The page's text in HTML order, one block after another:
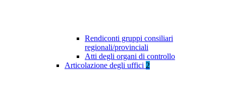
Rendiconti gruppi consiliari
regionali/provinciali
Atti degli organi di controllo
Articolazione degli uffici 2